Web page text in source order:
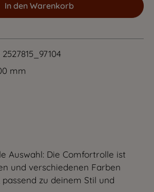
In den Warenkorb
2527815_97104
mm
Auswahl: Die Comfortrolle ist
und verschiedenen Farben
zu deinem Stil und